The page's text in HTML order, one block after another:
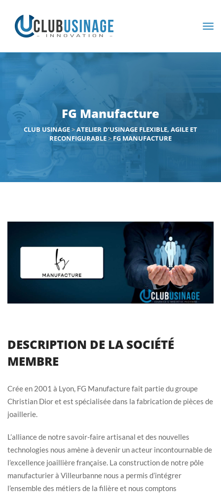
FG Manufacture
CLUB USINAGE>ATELIER D’USINAGE FLEXIBLE, AGILE ET
RECONFIGURABLE>FG MANUFACTURE
DESCRIPTION DE LA SOCIÉTÉ
MEMBRE
Crée en 2001 à Lyon, FG Manufacture fait partie du groupe
Christian Dior et est spécialisée dans la fabrication de pièces de
joaillerie.
L’alliance de notre savoir-faire artisanal et des nouvelles
technologies nous amène à devenir un acteur incontournable de
l’excellence joaillière française. La construction de notre pôle
manufacturier à Villeurbanne nous a permis d’intégrer
l’ensemble des métiers de la filière et nous comptons